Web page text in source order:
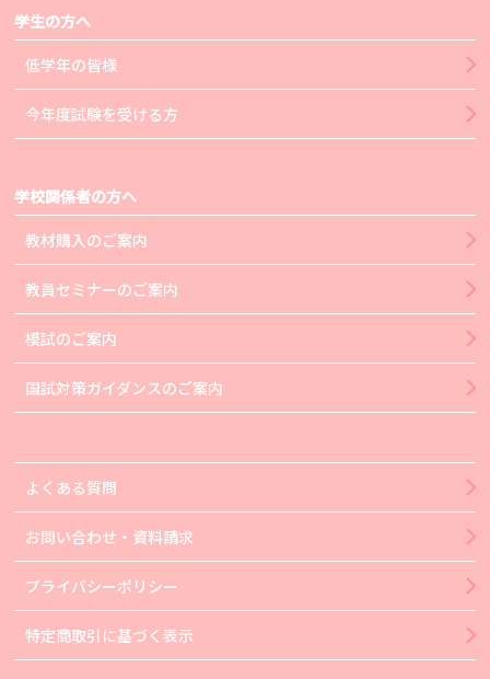
学生の方へ
低学年の皆様
今年度試験を受ける方
学校関係者の方へ
教材購入のご案内
教員セミナーのご案内
模試のご案内
国試対策ガイダンスのご案内
よくある質問
お問い合わせ・資料請求
プライバシーポリシー
特定商取引に基づく表示